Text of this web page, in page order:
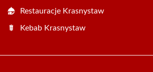
Restauracje Krasnystaw
Kebab Krasnystaw